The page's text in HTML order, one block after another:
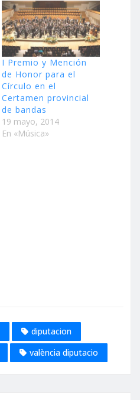
I Premio y Mención
de Honor para el
Círculo en el
Certamen provincial
de bandas
19 mayo, 2014
En «Música»
diputacion
valència diputacio